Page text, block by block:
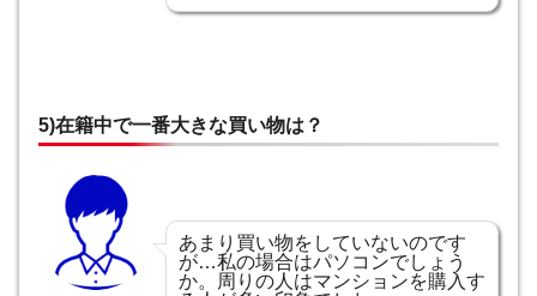
5)在籍中で一番大きな買い物は？
あまり買い物をしていないのです
が…私の場合はパソコンでしょう
か。周りの人はマンションを購入す